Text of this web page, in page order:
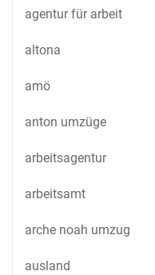
agentur für arbeit
altona
amö
anton umzüge
arbeitsagentur
arbeitsamt
arche noah umzug
ausland